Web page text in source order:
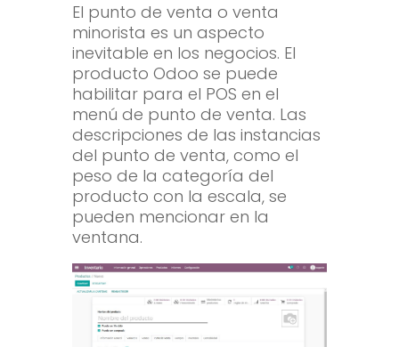
El punto de venta o venta
minorista es un aspecto
inevitable en los negocios. El
producto Odoo se puede
habilitar para el POS en el
menú de punto de venta. Las
descripciones de las instancias
del punto de venta, como el
peso de la categoría del
producto con la escala, se
pueden mencionar en la
ventana.